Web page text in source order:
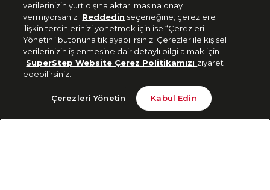
Tükendi
Bizi Takip Edin
verilerinizin yurt dışına aktarılmasına onay
vermiyorsanız Reddedin seçeneğine; çerezlere
ilişkin tercihlerinizi yönetmek için ise “Çerezleri
Yönetin” butonuna tıklayabilirsiniz. Çerezler ile kişisel
verilerinizin işlenmesine dair detaylı bilgi almak için
SuperStep Website Çerez Politikamızı ziyaret
edebilirsiniz.
Çerezleri Yönetin Kabul Edin